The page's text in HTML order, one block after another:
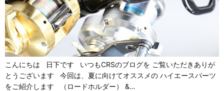
こんにちは 日下です いつもCRSのブログを ご覧いただきありが
とうございます 今回は、夏に向けてオススメの ハイエースパーツ
をご紹介します （ロードホルダー） &…